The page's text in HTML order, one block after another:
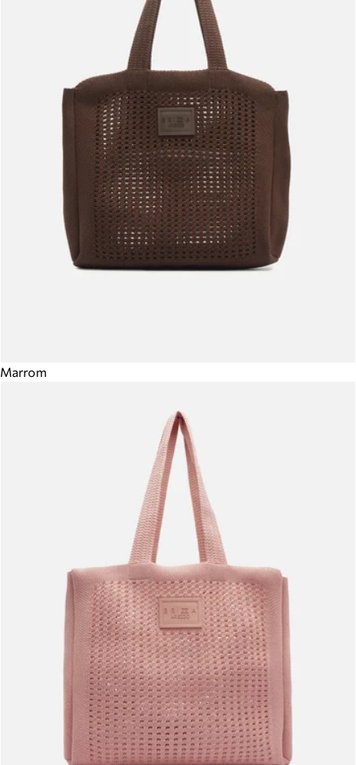
Marrom